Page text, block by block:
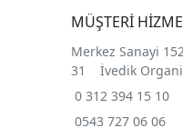
MÜŞTERİ
Merkez Sanayi
31 İvedik
0 312 394 15 10
0543 727 06 06